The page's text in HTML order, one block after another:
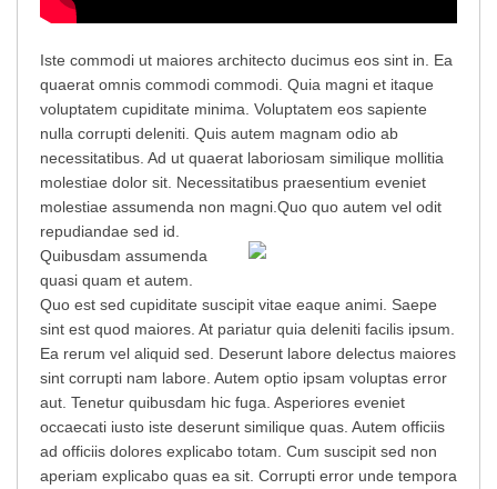
Iste commodi ut maiores architecto ducimus eos sint in. Ea
quaerat omnis commodi commodi. Quia magni et itaque
voluptatem cupiditate minima. Voluptatem eos sapiente
nulla corrupti deleniti. Quis autem magnam odio ab
necessitatibus. Ad ut quaerat laboriosam similique mollitia
molestiae dolor sit. Necessitatibus praesentium eveniet
molestiae assumenda non magni. Quo quo autem vel odit
repudiandae sed id.
Quibusdam assumenda
quasi quam et autem.
Quo est sed cupiditate suscipit vitae eaque animi. Saepe
sint est quod maiores. At pariatur quia deleniti facilis ipsum.
Ea rerum vel aliquid sed. Deserunt labore delectus maiores
sint corrupti nam labore. Autem optio ipsam voluptas error
aut. Tenetur quibusdam hic fuga. Asperiores eveniet
occaecati iusto iste deserunt similique quas. Autem officiis
ad officiis dolores explicabo totam. Cum suscipit sed non
aperiam explicabo quas ea sit. Corrupti error unde tempora